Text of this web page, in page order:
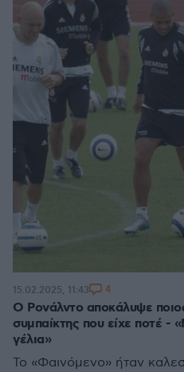
Ο Ρονάλντο αποκάλυψε
συμπαίκτης που είχε ποτέ -
γέλια»
Το «Φαινόμενο» ήταν
15.02.2025, 11:43 4